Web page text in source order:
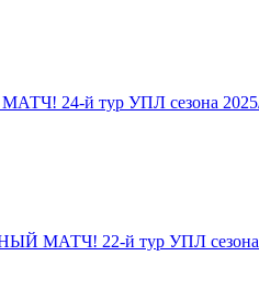
24-й тур УПЛ сезона
МАТЧ! 22-й тур УПЛ сезона